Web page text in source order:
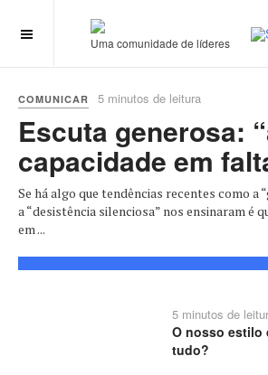
Uma comunidade de líderes
COMUNICAR 5 minutos de leitura
Escuta generosa:
capacidade em
Se há algo que tendências recentes como a
a “desistência silenciosa” nos ensinaram é
em ...
5 minutos de
O nosso estilo
tudo?